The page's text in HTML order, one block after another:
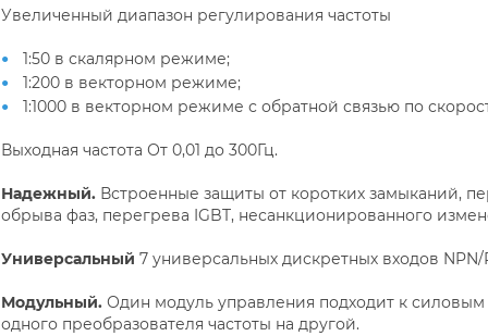
Увеличенный диапазон регулирования частоты
1:50 в скалярном режиме;
1:200 в векторном режиме;
1:1000 в векторном режиме с обратной связью по
Выходная частота От 0,01 до 300Гц.
Надежный. Встроенные защиты от коротких замыканий,
обрыва фаз, перегрева IGBT, несанкционированного
Универсальный 7 универсальных дискретных входов
Модульный. Один модуль управления подходит к силовым
одного преобразователя частоты на другой.